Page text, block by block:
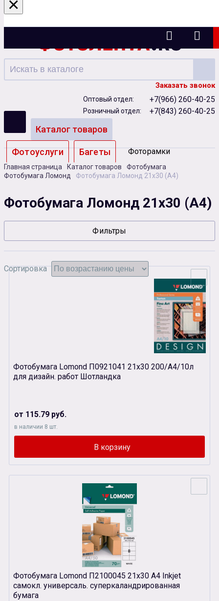
Казань
Заказать звонок
Оптовый отдел: +7(966) 260-40-25
Розничный отдел: +7(843) 260-40-25
Каталог товаров
Фотоуслуги Багеты Фоторамки
Альбомы
Бумага Чернила Карты памяти
Сувенирная продукция Зарядные устройства
Аксессуары
Главная страница Каталог товаров
Фотобумага
Фотобумага Ломонд
Фотобумага Ломонд 21х30 (А4)
Фотобумага Ломонд 21х30 (А4)
Фильтры
Сортировка
Фотобумага Lomond П0921041 21х30 200/A4/10л
для дизайн. работ Шотландка
от 115.79 руб.
в наличии 8 шт.
Фотобумага Lomond П2100045 21х30 А4 Inkjet
самокл. универсаль. суперкаландрированная
бумага
×